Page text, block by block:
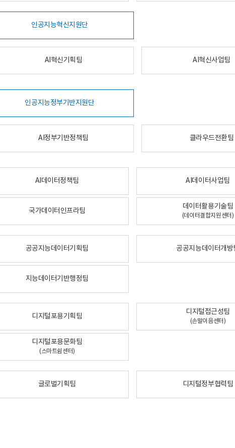
인공지능혁신지원단
AI혁신기획팀 AI혁신사업팀
인공지능정부기반지원단
AI정부기반정책팀 클라우드전환팀
AI데이터정책팀 AI데이터사업팀
국가데이터인프라팀
데이터활용기술팀
(데이터결합지원센터)
공공지능데이터기획팀 공공지능데이터개방
지능데이터기반행정팀
디지털포용기획팀
디지털접근성팀
(손말이음센터)
디지털포용문화팀
(스마트쉼센터)
글로벌기획팀 디지털정부협력팀